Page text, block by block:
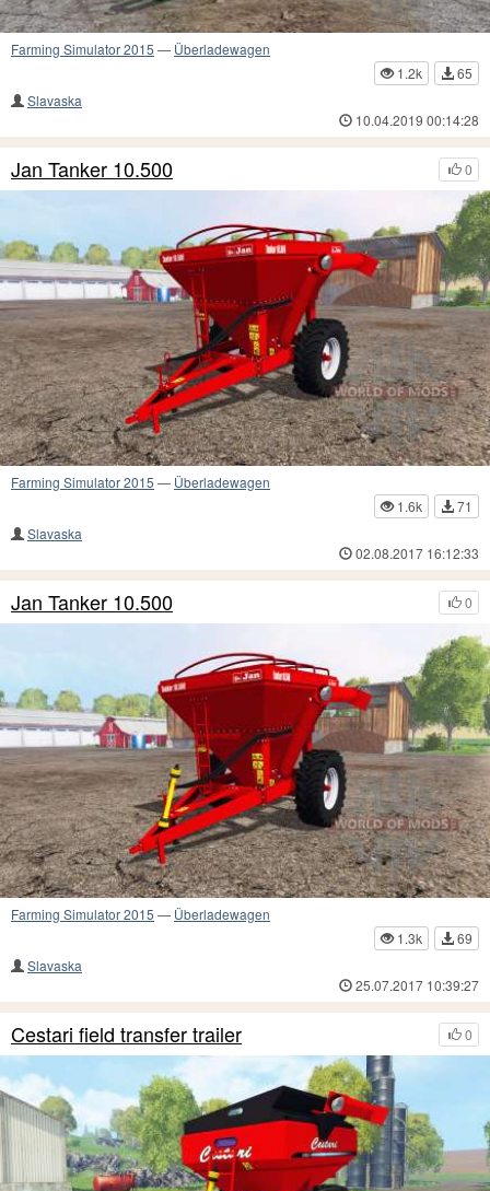
Farming Simulator 2015 — Überladewagen
1.2k
65
Slavaska
10.04.2019 00:14:28
0
Jan Tanker 10.500
Farming Simulator 2015 — Überladewagen
1.6k
71
Slavaska
02.08.2017 16:12:33
0
Jan Tanker 10.500
Farming Simulator 2015 — Überladewagen
1.3k
69
Slavaska
25.07.2017 10:39:27
0
Cestari field transfer trailer